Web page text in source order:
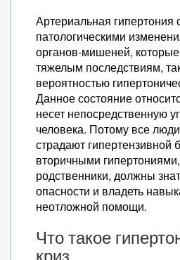
Артериальная гипертония
патологическими
органов-мишеней,
тяжелым последствиям,
вероятностью
Данное состояние
несет непосредственную
человека. Потому все
страдают гипертензивной
вторичными
родственники, должны
опасности и владеть
неотложной помощи.
Что такое